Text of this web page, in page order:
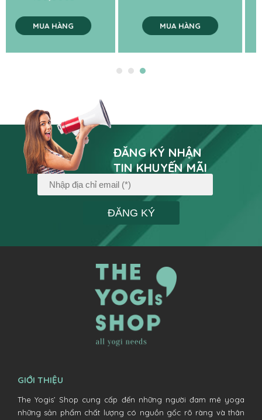
MUA HÀNG MUA HÀNG
ĐĂNG KÝ NHẬN
TIN KHUYẾN MÃI
ĐĂNG KÝ
GIỚI THIỆU
The Yogis’ Shop cung cấp đến những người đam mê yoga
những sản phẩm chất lượng có nguồn gốc rõ ràng và thân